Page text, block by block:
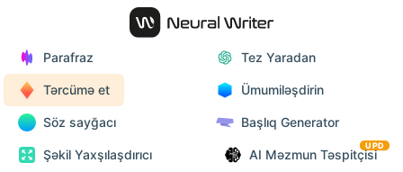
Parafraz Tez Yaradan
Tərcümə et Ümumiləşdirin
Söz sayğacı Başlıq Generator
Şəkil Yaxşılaşdırıcı AI Məzmun Təspitçisi
UPD